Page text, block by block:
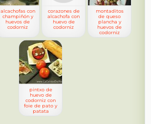
alcachofas con
champiñón y
huevos de
codorniz
corazones de
alcachofa con
huevo de
codorniz
montaditos
de queso
plancha y
huevos de
codorniz
pintxo de
huevo de
codorniz con
foie de pato y
patata